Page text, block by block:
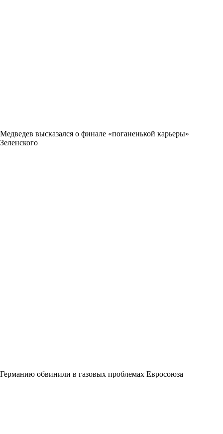
Медведев высказался о финале «поганенькой карьеры»
Зеленского
Германию обвинили в газовых проблемах Евросоюза